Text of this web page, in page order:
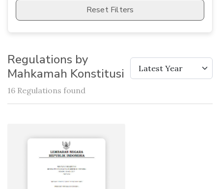
Reset Filters
Regulations by
Mahkamah Konstitusi
16 Regulations found
Latest Year